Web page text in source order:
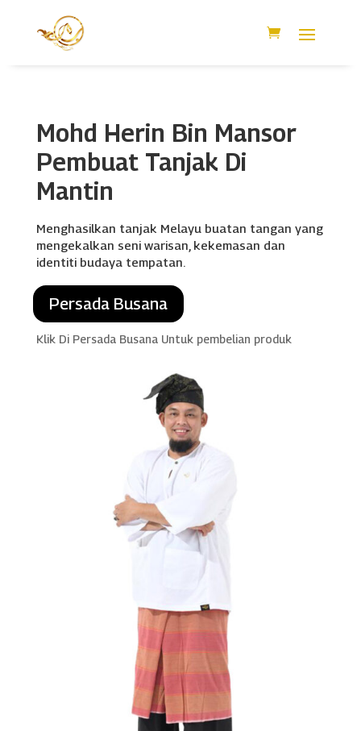
Mohd Herin Bin Mansor
Pembuat Tanjak Di
Mantin
Menghasilkan tanjak Melayu buatan tangan yang
mengekalkan seni warisan, kekemasan dan
identiti budaya tempatan.
Persada Busana
Klik Di Persada Busana Untuk pembelian produk